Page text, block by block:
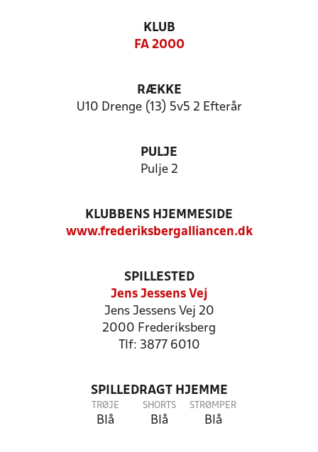
KLUB
FA 2000
RÆKKE
U10 Drenge (13) 5v5 2 Efterår
PULJE
Pulje 2
KLUBBENS HJEMMESIDE
www.frederiksbergalliancen.dk
SPILLESTED
Jens Jessens Vej
Jens Jessens Vej 20
2000 Frederiksberg
Tlf: 3877 6010
SPILLEDRAGT HJEMME
TRØJE
Blå
SHORTS
Blå
STRØMPER
Blå